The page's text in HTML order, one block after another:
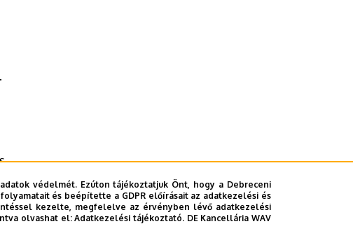
védelmét. Ezúton tájékoztatjuk Önt, hogy a Debreceni
és beépítette a GDPR előírásait az adatkezelési és
kezelte, megfelelve az érvényben lévő adatkezelési
olvashat el:Adatkezelési tájékoztató. DE Kancellária WAV